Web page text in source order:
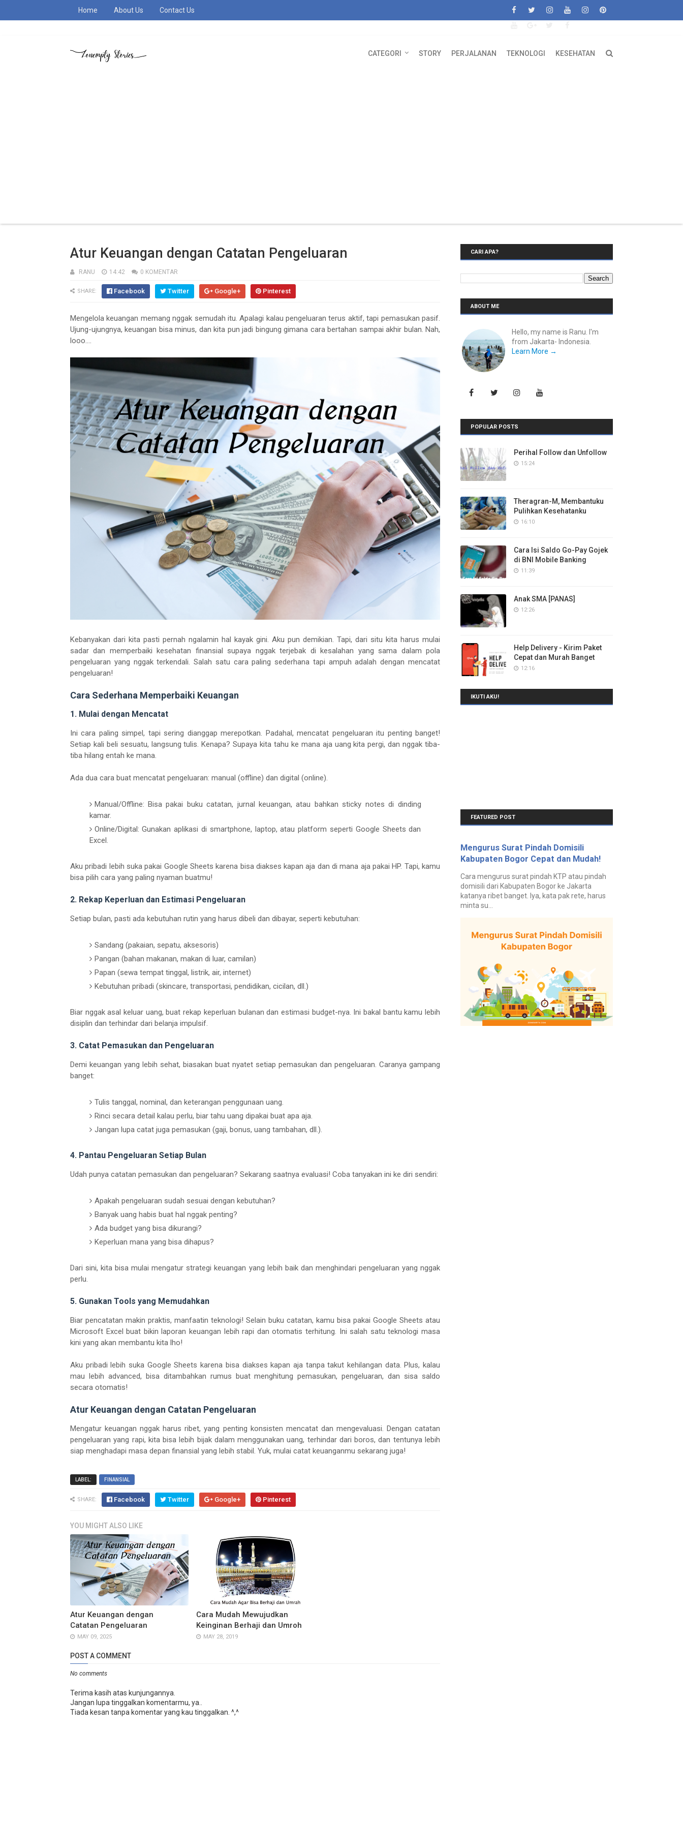
Home About Us Contact Us
CATEGORI STORY PERJALANAN TEKNOLOGI KESEHATAN
Atur Keuangan dengan Catatan Pengeluaran
RANU 14:42 0 KOMENTAR
SHARE: Facebook Twitter Google+ Pinterest
Mengelola keuangan memang nggak semudah itu. Apalagi kalau pengeluaran terus aktif, tapi pemasukan pasif.
Ujung-ujungnya, keuangan bisa minus, dan kita pun jadi bingung gimana cara bertahan sampai akhir bulan. Nah,
looo….
Kebanyakan dari kita pasti pernah ngalamin hal kayak gini. Aku pun demikian. Tapi, dari situ kita harus mulai
sadar dan memperbaiki kesehatan finansial supaya nggak terjebak di kesalahan yang sama dalam pola
pengeluaran yang nggak terkendali. Salah satu cara paling sederhana tapi ampuh adalah dengan mencatat
pengeluaran!
Cara Sederhana Memperbaiki Keuangan
1. Mulai dengan Mencatat
Ini cara paling simpel, tapi sering dianggap merepotkan. Padahal, mencatat pengeluaran itu penting banget!
Setiap kali beli sesuatu, langsung tulis. Kenapa? Supaya kita tahu ke mana aja uang kita pergi, dan nggak tiba-
tiba hilang entah ke mana.
Ada dua cara buat mencatat pengeluaran: manual (offline) dan digital (online).
Manual/Offline: Bisa pakai buku catatan, jurnal keuangan, atau bahkan sticky notes di dinding
kamar.
Online/Digital: Gunakan aplikasi di smartphone, laptop, atau platform seperti Google Sheets dan
Excel.
Aku pribadi lebih suka pakai Google Sheets karena bisa diakses kapan aja dan di mana aja pakai HP. Tapi, kamu
bisa pilih cara yang paling nyaman buatmu!
2. Rekap Keperluan dan Estimasi Pengeluaran
Setiap bulan, pasti ada kebutuhan rutin yang harus dibeli dan dibayar, seperti kebutuhan:
Sandang (pakaian, sepatu, aksesoris)
Pangan (bahan makanan, makan di luar, camilan)
Papan (sewa tempat tinggal, listrik, air, internet)
Kebutuhan pribadi (skincare, transportasi, pendidikan, cicilan, dll.)
Biar nggak asal keluar uang, buat rekap keperluan bulanan dan estimasi budget-nya. Ini bakal bantu kamu lebih
disiplin dan terhindar dari belanja impulsif.
3. Catat Pemasukan dan Pengeluaran
Demi keuangan yang lebih sehat, biasakan buat nyatet setiap pemasukan dan pengeluaran. Caranya gampang
banget:
Tulis tanggal, nominal, dan keterangan penggunaan uang.
Rinci secara detail kalau perlu, biar tahu uang dipakai buat apa aja.
Jangan lupa catat juga pemasukan (gaji, bonus, uang tambahan, dll.).
4. Pantau Pengeluaran Setiap Bulan
Udah punya catatan pemasukan dan pengeluaran? Sekarang saatnya evaluasi! Coba tanyakan ini ke diri sendiri:
Apakah pengeluaran sudah sesuai dengan kebutuhan?
Banyak uang habis buat hal nggak penting?
Ada budget yang bisa dikurangi?
Keperluan mana yang bisa dihapus?
Dari sini, kita bisa mulai mengatur strategi keuangan yang lebih baik dan menghindari pengeluaran yang nggak
perlu.
5. Gunakan Tools yang Memudahkan
Biar pencatatan makin praktis, manfaatin teknologi! Selain buku catatan, kamu bisa pakai Google Sheets atau
Microsoft Excel buat bikin laporan keuangan lebih rapi dan otomatis terhitung. Ini salah satu teknologi masa
kini yang akan membantu kita lho!
Aku pribadi lebih suka Google Sheets karena bisa diakses kapan aja tanpa takut kehilangan data. Plus, kalau
mau lebih advanced, bisa ditambahkan rumus buat menghitung pemasukan, pengeluaran, dan sisa saldo
secara otomatis!
Atur Keuangan dengan Catatan Pengeluaran
Mengatur keuangan nggak harus ribet, yang penting konsisten mencatat dan mengevaluasi. Dengan catatan
pengeluaran yang rapi, kita bisa lebih bijak dalam menggunakan uang, terhindar dari boros, dan tentunya lebih
siap menghadapi masa depan finansial yang lebih stabil. Yuk, mulai catat keuanganmu sekarang juga!
LABEL: FINANSIAL
SHARE: Facebook Twitter Google+ Pinterest
YOU MIGHT ALSO LIKE
Atur Keuangan dengan
Catatan Pengeluaran
MAY 09, 2025
Cara Mudah Mewujudkan
Keinginan Berhaji dan Umroh
MAY 28, 2019
POST A COMMENT
No comments
Terima kasih atas kunjungannya.
Jangan lupa tinggalkan komentarmu, ya..
Tiada kesan tanpa komentar yang kau tinggalkan. ^,^
CARI APA?
ABOUT ME
Hello, my name is Ranu. I'm
from Jakarta- Indonesia.
Learn More →
POPULAR POSTS
Perihal Follow dan Unfollow
15:24
Theragran-M, Membantuku
Pulihkan Kesehatanku
16:10
Cara Isi Saldo Go-Pay Gojek
di BNI Mobile Banking
11:39
Anak SMA [PANAS]
12:26
Help Delivery - Kirim Paket
Cepat dan Murah Banget
12:16
IKUTI AKU!
FEATURED POST
Mengurus Surat Pindah Domisili
Kabupaten Bogor Cepat dan Mudah!
Cara mengurus surat pindah KTP atau pindah
domisili dari Kabupaten Bogor ke Jakarta
katanya ribet banget. Iya, kata pak rete, harus
minta su...